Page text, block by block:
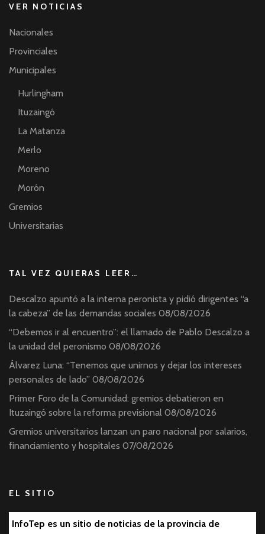
VER NOTICIAS
Nacionales
Provinciales
Municipales
Hurlingham
Ituzaingó
La Matanza
Merlo
Moreno
Morón
Gremios
Universitarias
TAL VEZ QUIERAS LEER…
Descalzo apuntó a la interna peronista y pidió dirigentes “a
la cabeza” de las demandas sociales 08/08/2026
“Debemos ir al encuentro”: el llamado de Pablo Descalzo a
la unidad del peronismo 08/08/2026
Álvarez Luna: “Tenemos que unirnos y dejar los intereses
personales de lado” 08/08/2026
Primer Foro de la Comunidad: gremios debatieron en
Ituzaingó sobre la reforma previsional 08/08/2026
Gremios universitarios lanzan un paro nacional por salarios,
financiamiento y hospitales 07/08/2026
EL SITIO
InfoTep es un sitio de noticias de la provincia de